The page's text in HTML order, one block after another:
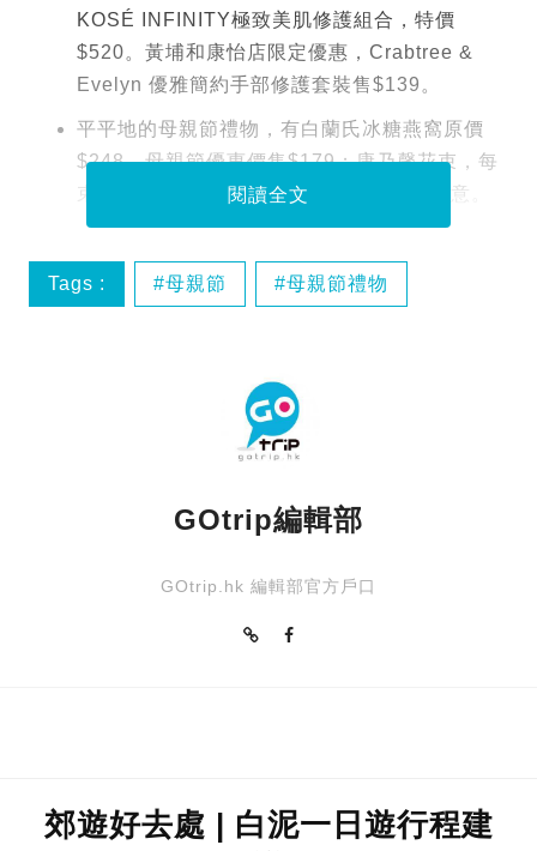
KOSÉ INFINITY極致美肌修護組合，特價
$520。黃埔和康怡店限定優惠，Crabtree &
Evelyn 優雅簡約手部修護套裝售$139。
平平地的母親節禮物，有白蘭氏冰糖燕窩原價
$248，母親節優惠價售$179；康乃馨花束，每
束售$189，送禮豐儉由人，最緊要是有心意。
閱讀全文
Tags : 母親節 母親節禮物
GOtrip編輯部
GOtrip.hk 編輯部官方戶口
郊遊好去處 | 白泥一日遊行程建